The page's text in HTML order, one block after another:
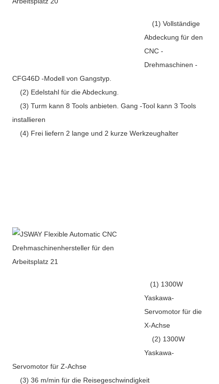
(1) Vollständige
Abdeckung für den
CNC -
Drehmaschinen -
CFG46D -Modell von Gangstyp.
(2) Edelstahl für die Abdeckung.
(3) Turm kann 8 Tools anbieten. Gang -Tool kann 3 Tools
installieren
(4) Frei liefern 2 lange und 2 kurze Werkzeughalter
(1) 1300W
Yaskawa-
Servomotor für die
X-Achse
(2) 1300W
Yaskawa-
Servomotor für Z-Achse
(3) 36 m/min für die Reisegeschwindigkeit